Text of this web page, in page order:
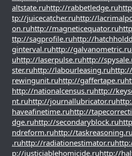
altstate.ruhttp://rabbetledge.ru
tp://juicecatcher.ruhttp://
on.ruhttp://magneticequator.ru
ttp://sagprofile.ruhttp://
ginterval.ruhttp://galvanometric.ru
uhttp://laserpulse.ruhttp://
ster.ruhttp://labourleasing.ru
rewingunit.ruhttp://gaffertape.ru
http://nationalcensus.ruhttp://
nt.ruhttp://journallubricator.ru
haveafinetime.ruhttp://
dge.ruhttp://secondaryblock.ru
ndreform.ruhttp://taskreasoning.ru
.ruhttp://radiationestimator.ru
p://justiciablehomicide.ruhttp://